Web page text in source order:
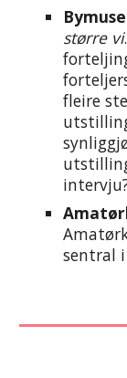
større vi
fleire
sentral